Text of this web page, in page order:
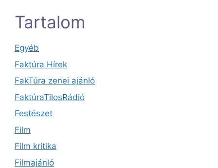
Tartalom
Egyéb
Faktúra Hírek
FakTúra zenei ajánló
FaktúraTilosRádió
Festészet
Film
Film kritika
Filmajánló